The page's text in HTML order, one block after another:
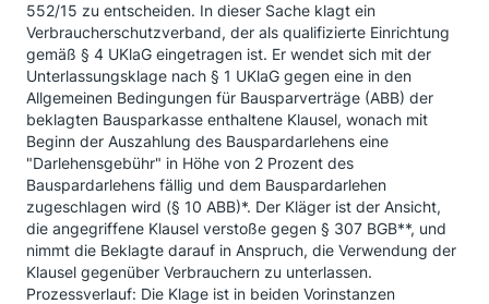
552/15 zu entscheiden. In dieser Sache klagt ein
Verbraucherschutzverband, der als qualifizierte Einrichtung
gemäß § 4 UKlaG eingetragen ist. Er wendet sich mit der
Unterlassungsklage nach § 1 UKlaG gegen eine in den
Allgemeinen Bedingungen für Bausparverträge (ABB) der
beklagten Bausparkasse enthaltene Klausel, wonach mit
Beginn der Auszahlung des Bauspardarlehens eine
"Darlehensgebühr" in Höhe von 2 Prozent des
Bauspardarlehens fällig und dem Bauspardarlehen
zugeschlagen wird (§ 10 ABB)*. Der Kläger ist der Ansicht,
die angegriffene Klausel verstoße gegen § 307 BGB**, und
nimmt die Beklagte darauf in Anspruch, die Verwendung der
Klausel gegenüber Verbrauchern zu unterlassen.
Prozessverlauf: Die Klage ist in beiden Vorinstanzen